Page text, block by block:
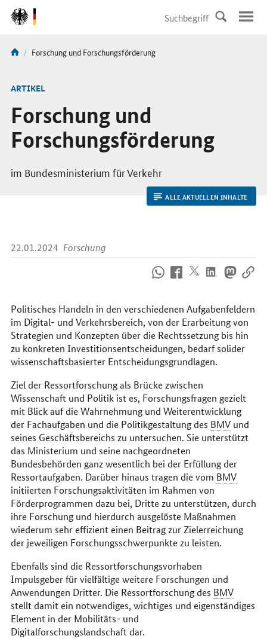
DirektZu:
Navigation
Sie
hier:
Aktuelle
Forschung und Forschungsförderung
ARTIKEL
Forschung und
Forschungsförderung
im Bundesministerium für Verkehr
ALLE AKTUELLEN INHALTE
22.01.2024 Forschung
uns
im
Internet
Politisches Handeln in den verschiedenen Aufgabenfeldern
im Digital- und Verkehrsbereich, von der Erarbeitung von
Strategien und Konzepten über die Rechtssetzung bis hin
zu konkreten Investitionsentscheidungen, bedarf solider
wissenschaftsbasierter Entscheidungsgrundlagen.
Ziel der Ressortforschung als Brücke zwischen
Wissenschaft und Politik ist es, Forschungsfragen gezielt
mit Blick auf die Wahrnehmung und Weiterentwicklung
der Fachaufgaben und die Politikgestaltung des BMVund
seines Geschäftsbereichs zu untersuchen. Sie unterstützt
das Ministerium und seine nachgeordneten
Bundesbehörden ganz wesentlich bei der Erfüllung der
Ressortaufgaben. Darüber hinaus tragen die vom BMV
initiierten Forschungsaktivitäten im Rahmen von
Förderprogrammen dazu bei, Dritte zu unterstützen, durch
ihre Forschung und hierdurch ausgelöste Maßnahmen
wiederum sehr effizient einen Beitrag zur Zielerreichung
der jeweiligen Forschungsschwerpunkte zu leisten.
Ebenfalls sind die Ressortforschungsvorhaben
Impulsgeber für vielfältige weitere Forschungen und
Anwendungen Dritter. Die Ressortforschung des BMV
stellt damit ein notwendiges, wichtiges und eigenständiges
Element in der Mobilitäts- und
Digitalforschungslandschaft dar.